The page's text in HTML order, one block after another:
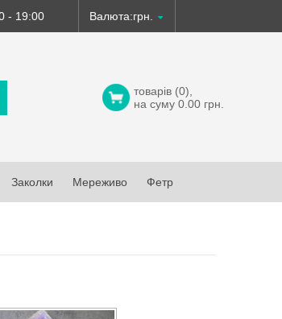
- 19:00 Валюта:
товарів (0),
на суму 0.00 грн.
Заколки Мереживо Фетр